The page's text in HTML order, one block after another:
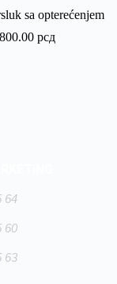
sa opterećenjem
рсд
64
60
63